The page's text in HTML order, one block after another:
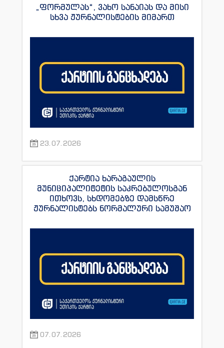
„ფორმულას“, ვახო სანაიას და მისი
სხვა ჟურნალისტების მიმართ
23.07.2026
ქარტია ხარაგაულის
მუნიციპალიტეტის საკრებულოსგან
ითხოვს, სხდომებზე დამსწრე
ჟურნალისტებს ნორმალური სამუშაო
07.07.2026